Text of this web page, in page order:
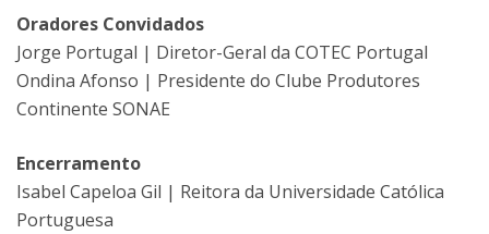
Oradores Convidados
Jorge Portugal | Diretor-Geral da COTEC Portugal
Ondina Afonso | Presidente do Clube Produtores
Continente SONAE
Encerramento
Isabel Capeloa Gil | Reitora da Universidade Católica
Portuguesa